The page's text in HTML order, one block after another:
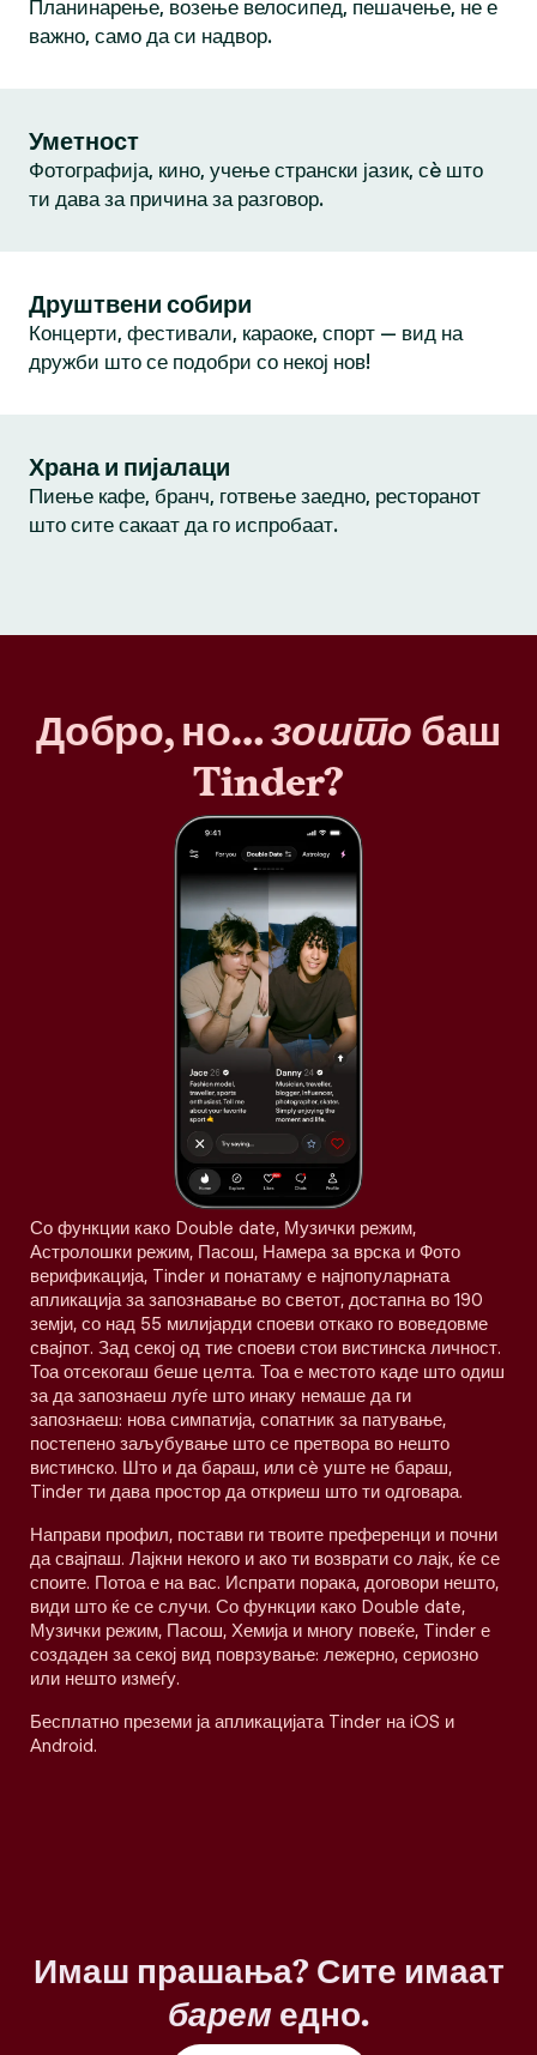
Планинарење, возење велосипед, пешачење, не е
важно, само да си надвор.
Уметност
Фотографија, кино, учење странски јазик, сè што
ти дава за причина за разговор.
Друштвени собири
Концерти, фестивали, караоке, спорт — вид на
дружби што се подобри со некој нов!
Храна и пијалаци
Пиење кафе, бранч, готвење заедно, ресторанот
што сите сакаат да го испробаат.
Добро, но…зошто баш
Tinder?
Со функции како Double date, Музички режим,
Астролошки режим, Пасош, Намера за врска и Фото
верификација, Tinder и понатаму е најпопуларната
апликација за запознавање во светот, достапна во 190
земји, со над 55 милијарди споеви откако го воведовме
свајпот. Зад секој од тие споеви стои вистинска личност.
Тоа отсекогаш беше целта. Тоа е местото каде што одиш
за да запознаеш луѓе што инаку немаше да ги
запознаеш: нова симпатија, сопатник за патување,
постепено заљубување што се претвора во нешто
вистинско. Што и да бараш, или сè уште не бараш,
Tinder ти дава простор да откриеш што ти одговара.
Направи профил, постави ги твоите преференци и почни
да свајпаш. Лајкни некого и ако ти возврати со лајк, ќе се
споите. Потоа е на вас. Испрати порака, договори нешто,
види што ќе се случи. Со функции како Double date,
Музички режим, Пасош, Хемија и многу повеќе, Tinder е
создаден за секој вид поврзување: лежерно, сериозно
или нешто измеѓу.
Бесплатно преземи ја апликацијата Tinder на iOS и
Android.
Имаш прашања? Сите имаат
барем едно.